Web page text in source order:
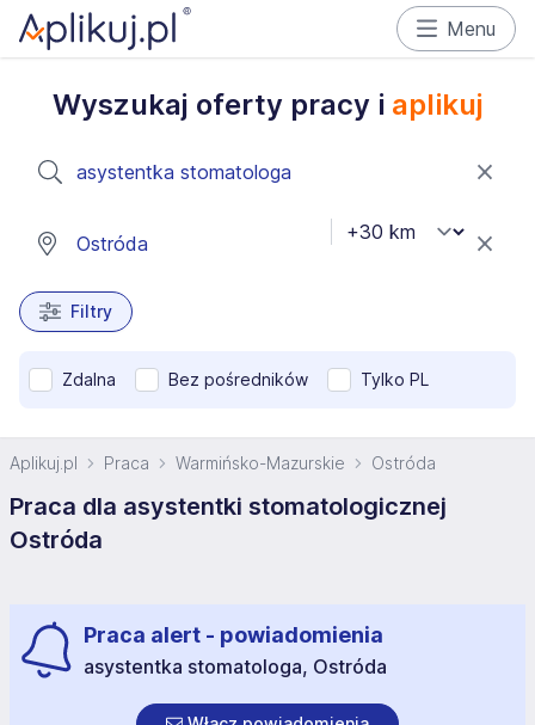
Menu
Wyszukaj oferty pracy i aplikuj
Filtry
Zdalna Bez pośredników Tylko PL
Aplikuj.pl Praca Warmińsko-Mazurskie Ostróda
Praca dla asystentki stomatologicznej
Ostróda
Praca alert - powiadomienia
asystentka stomatologa, Ostróda